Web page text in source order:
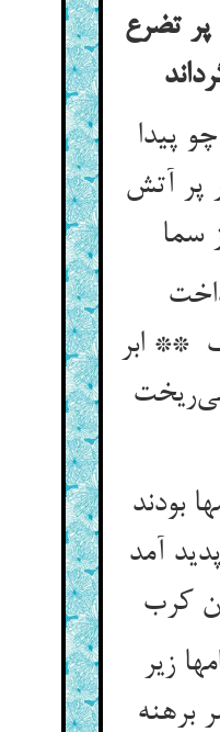
پر تضرع
پیدا
پر آتش
** ابر
بودند
آمد
زیر
برهنه